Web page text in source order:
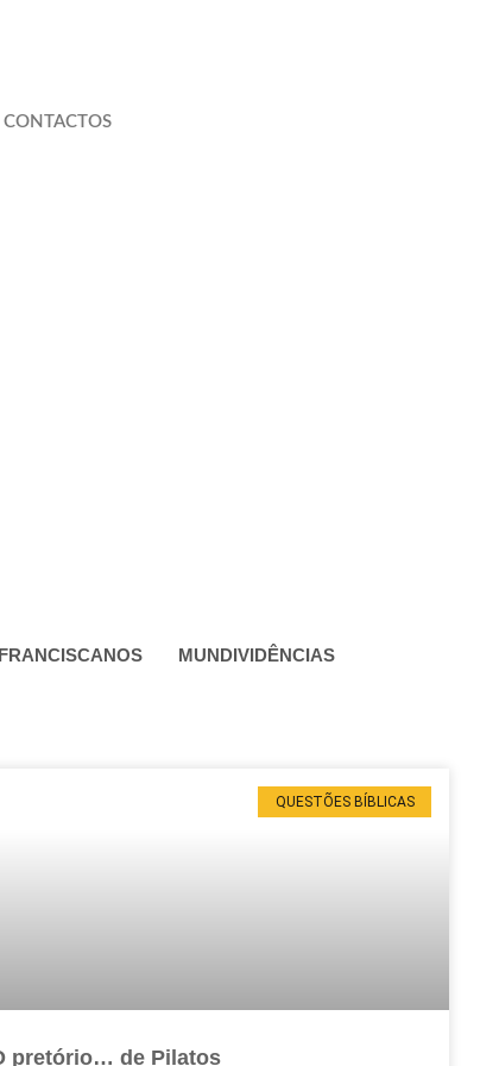
CONTACTOS
FRANCISCANOS MUNDIVIDÊNCIAS
QUESTÕES BÍBLICAS
pretório… de Pilatos